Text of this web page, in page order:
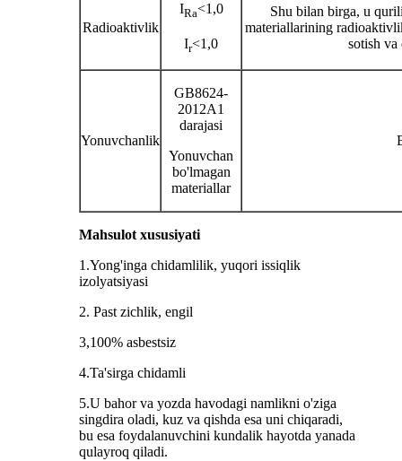
Radioaktivlik
IRa<1,0
Ir<1,0
Shu bilan birga, u
materiallarining
sotish va
Yonuvchanlik
GB8624-
2012A1
darajasi
Yonuvchan
bo'lmagan
materiallar
Mahsulot xususiyati
1.Yong'inga chidamlilik, yuqori issiqlik
izolyatsiyasi
2. Past zichlik, engil
3,100% asbestsiz
4.Ta'sirga chidamli
5.U bahor va yozda havodagi namlikni o'ziga
singdira oladi, kuz va qishda esa uni chiqaradi,
bu esa foydalanuvchini kundalik hayotda yanada
qulayroq qiladi.